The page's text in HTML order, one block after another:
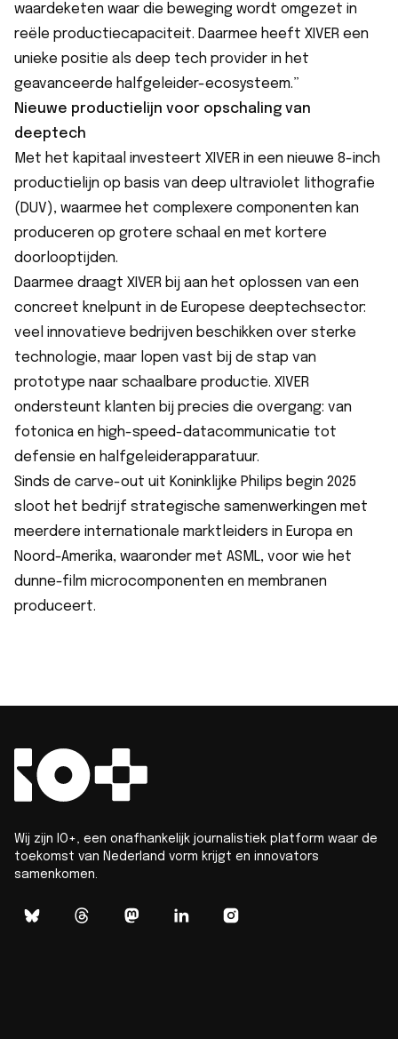
waardeketen waar die beweging wordt omgezet in
reële productiecapaciteit. Daarmee heeft XIVER een
unieke positie als deep tech provider in het
geavanceerde halfgeleider-ecosysteem.”
Nieuwe productielijn voor opschaling van
deeptech
Met het kapitaal investeert XIVER in een nieuwe 8-inch
productielijn op basis van deep ultraviolet lithografie
(DUV), waarmee het complexere componenten kan
produceren op grotere schaal en met kortere
doorlooptijden.
Daarmee draagt XIVER bij aan het oplossen van een
concreet knelpunt in de Europese deeptechsector:
veel innovatieve bedrijven beschikken over sterke
technologie, maar lopen vast bij de stap van
prototype naar schaalbare productie. XIVER
ondersteunt klanten bij precies die overgang: van
fotonica en high-speed-datacommunicatie tot
defensie en halfgeleiderapparatuur.
Sinds de carve-out uit Koninklijke Philips begin 2025
sloot het bedrijf strategische samenwerkingen met
meerdere internationale marktleiders in Europa en
Noord-Amerika, waaronder met ASML, voor wie het
dunne-film microcomponenten en membranen
produceert.
Wij zijn IO+, een onafhankelijk journalistiek platform waar de
toekomst van Nederland vorm krijgt en innovators
samenkomen.